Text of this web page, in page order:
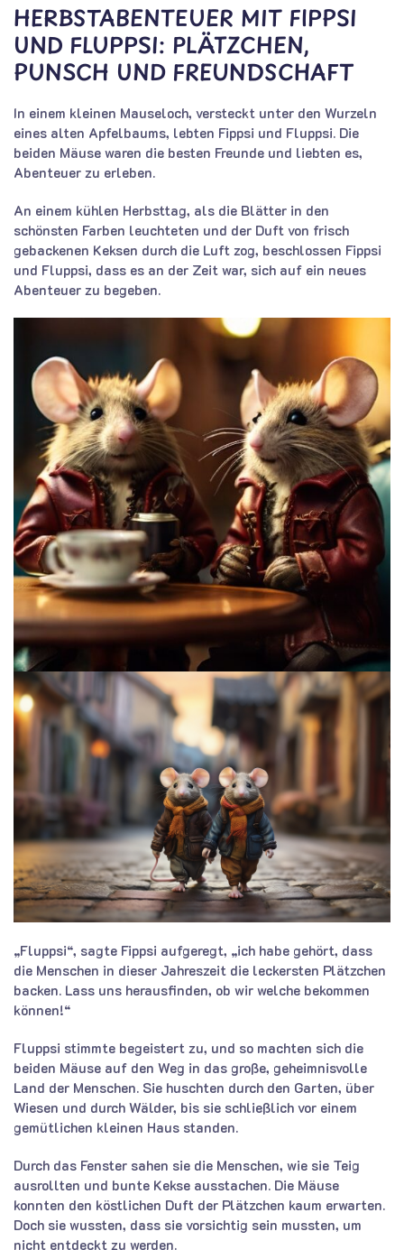
HERBSTABENTEUER MIT FIPPSI
UND FLUPPSI: PLÄTZCHEN,
PUNSCH UND FREUNDSCHAFT
In einem kleinen Mauseloch, versteckt unter den Wurzeln
eines alten Apfelbaums, lebten Fippsi und Fluppsi. Die
beiden Mäuse waren die besten Freunde und liebten es,
Abenteuer zu erleben.
An einem kühlen Herbsttag, als die Blätter in den
schönsten Farben leuchteten und der Duft von frisch
gebackenen Keksen durch die Luft zog, beschlossen Fippsi
und Fluppsi, dass es an der Zeit war, sich auf ein neues
Abenteuer zu begeben.
„Fluppsi“, sagte Fippsi aufgeregt, „ich habe gehört, dass
die Menschen in dieser Jahreszeit die leckersten Plätzchen
backen. Lass uns herausfinden, ob wir welche bekommen
können!“
Fluppsi stimmte begeistert zu, und so machten sich die
beiden Mäuse auf den Weg in das große, geheimnisvolle
Land der Menschen. Sie huschten durch den Garten, über
Wiesen und durch Wälder, bis sie schließlich vor einem
gemütlichen kleinen Haus standen.
Durch das Fenster sahen sie die Menschen, wie sie Teig
ausrollten und bunte Kekse ausstachen. Die Mäuse
konnten den köstlichen Duft der Plätzchen kaum erwarten.
Doch sie wussten, dass sie vorsichtig sein mussten, um
nicht entdeckt zu werden.